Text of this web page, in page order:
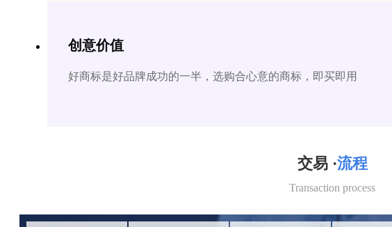
创意价值
好商标是好品牌成功的一半，选购合心意的商标，即买即用
交易 ·流程
Transaction process